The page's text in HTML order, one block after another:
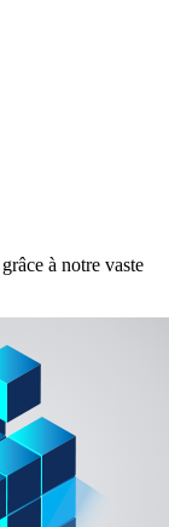
à notre vaste